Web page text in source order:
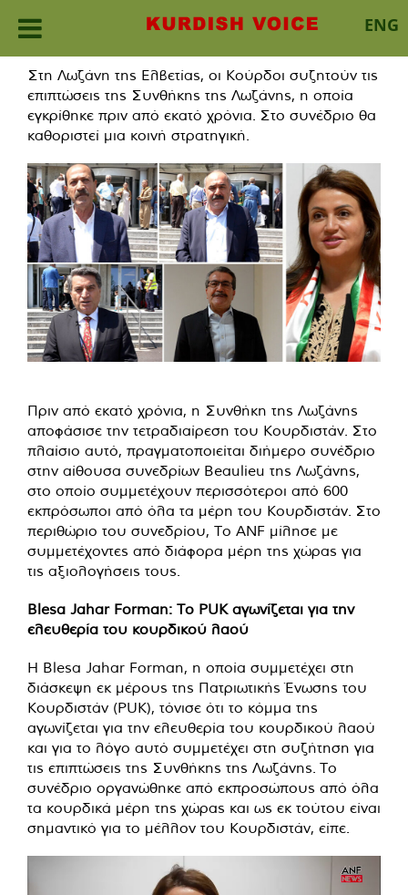
ENG
content
Στη Λωζάνη της Ελβετίας, οι Κούρδοι συζητούν τις
επιπτώσεις της Συνθήκης της Λωζάνης, η οποία
εγκρίθηκε πριν από εκατό χρόνια. Στο συνέδριο θα
καθοριστεί μια κοινή στρατηγική.
Πριν από εκατό χρόνια, η Συνθήκη της Λωζάνης
αποφάσισε την τετραδιαίρεση του Κουρδιστάν. Στο
πλαίσιο αυτό, πραγματοποιείται διήμερο συνέδριο
στην αίθουσα συνεδρίων Beaulieu της Λωζάνης,
στο οποίο συμμετέχουν περισσότεροι από 600
εκπρόσωποι από όλα τα μέρη του Κουρδιστάν. Στο
περιθώριο του συνεδρίου, Το ANF μίλησε με
συμμετέχοντες από διάφορα μέρη της χώρας για
τις αξιολογήσεις τους.
Blesa Jahar Forman: Το PUK αγωνίζεται για την
ελευθερία του κουρδικού λαού
Η Blesa Jahar Forman, η οποία συμμετέχει στη
διάσκεψη εκ μέρους της Πατριωτικής Ένωσης του
Κουρδιστάν (PUK), τόνισε ότι το κόμμα της
αγωνίζεται για την ελευθερία του κουρδικού λαού
και για το λόγο αυτό συμμετέχει στη συζήτηση για
τις επιπτώσεις της Συνθήκης της Λωζάνης. Το
συνέδριο οργανώθηκε από εκπροσώπους από όλα
τα κουρδικά μέρη της χώρας και ως εκ τούτου είναι
σημαντικό για το μέλλον του Κουρδιστάν, είπε.